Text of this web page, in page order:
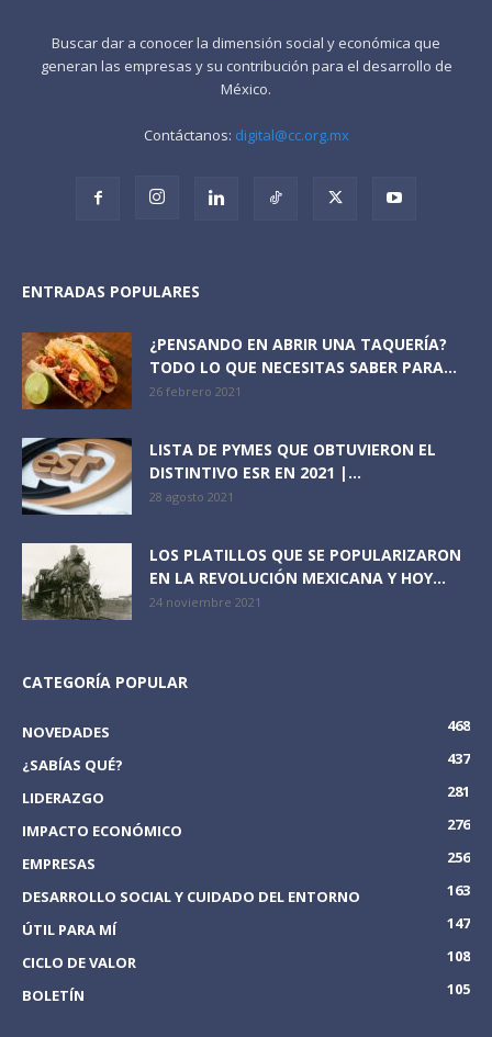
Buscar dar a conocer la dimensión social y económica que
generan las empresas y su contribución para el desarrollo de
México.
Contáctanos: digital@cc.org.mx
ENTRADAS POPULARES
¿PENSANDO EN ABRIR UNA TAQUERÍA?
TODO LO QUE NECESITAS SABER PARA...
26 febrero 2021
LISTA DE PYMES QUE OBTUVIERON EL
DISTINTIVO ESR EN 2021 |...
28 agosto 2021
LOS PLATILLOS QUE SE POPULARIZARON
EN LA REVOLUCIÓN MEXICANA Y HOY...
24 noviembre 2021
CATEGORÍA POPULAR
NOVEDADES
468
¿SABÍAS QUÉ?
437
LIDERAZGO
281
IMPACTO ECONÓMICO
276
EMPRESAS
256
DESARROLLO SOCIAL Y CUIDADO DEL ENTORNO
163
ÚTIL PARA MÍ
147
CICLO DE VALOR
108
BOLETÍN
105